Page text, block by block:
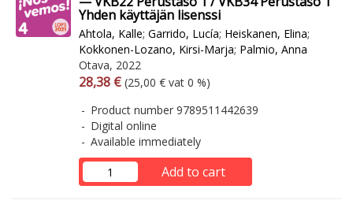
Yhden käyttäjän lisenssi
Ahtola, Kalle; Garrido, Lucía; Heiskanen, Elina;
Kokkonen-Lozano, Kirsi-Marja; Palmio, Anna
Otava, 2022
Arvonlisäverollinen hinta
28,38 € Excl. vat
(25,00 € vat 0 %)
Product number 9789511442639
Digital online
Available immediately
Add to cart